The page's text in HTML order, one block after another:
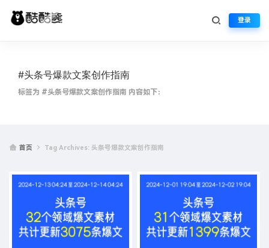
登录
#头条号爆款文案创作指南
标签为 #头条号爆款文案创作指南 内容如下：
首页 Tag Archives: 头条号爆款文案创作指南